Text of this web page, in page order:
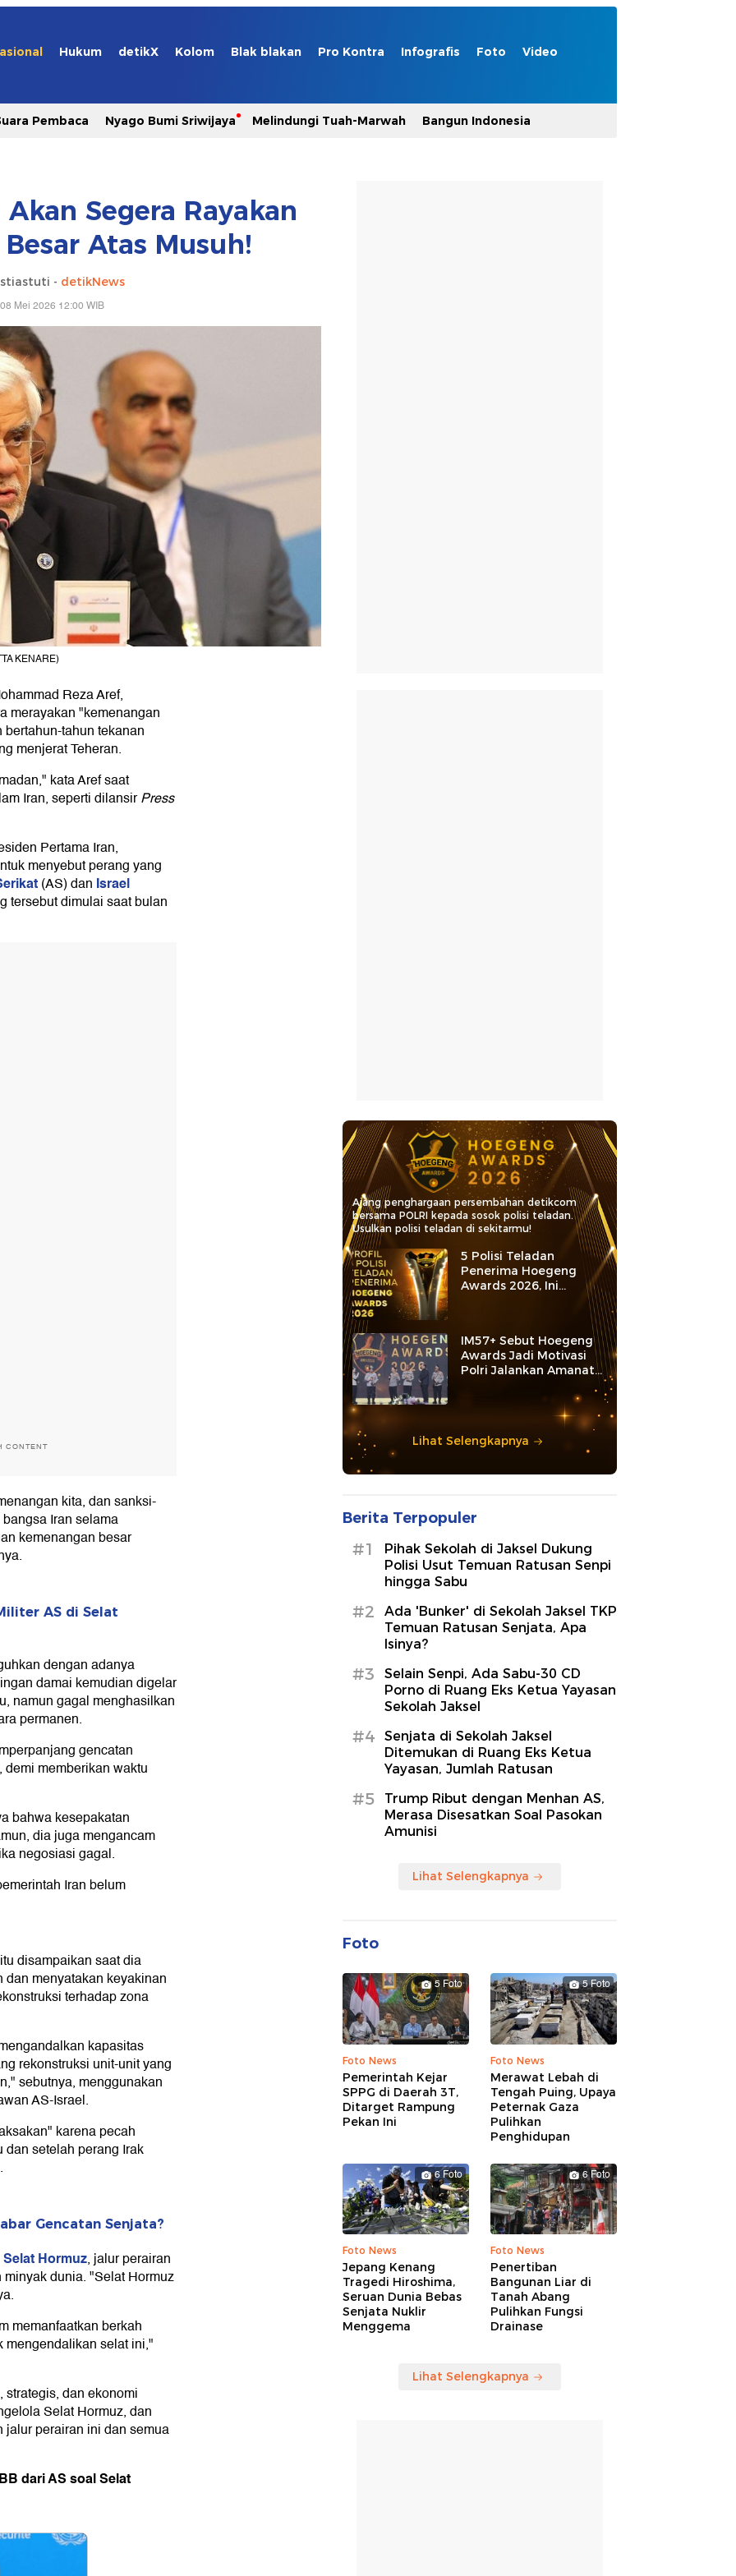
Hukum detikX Kolom Blak blakan Pro Kontra Infografis Foto Video
Pembaca Nyago Bumi Sriwijaya Melindungi Tuah-Marwah Bangun Indonesia
Segera Rayakan
Atas Musuh!
- detikNews
Mei 2026 12:00 WIB
KENARE)
Reza Aref,
merayakan "kemenangan
tahun tekanan
menjerat Teheran.
kata Aref saat
Iran, seperti dilansirPress
Pertama Iran,
menyebut perang yang
(AS) dan Israel
tersebut dimulai saat bulan
CONTENT
kita, dan sanksi-
Iran selama
kemenangan besar
AS di Selat
dengan adanya
damai kemudian digelar
namun gagal menghasilkan
permanen.
gencatan
memberikan waktu
bahwa kesepakatan
dia juga mengancam
negosiasi gagal.
Iran belum
disampaikan saat dia
menyatakan keyakinan
terhadap zona
kapasitas
rekonstruksi unit-unit yang
sebutnya, menggunakan
AS-Israel.
karena pecah
setelah perang Irak
Gencatan Senjata?
Selat Hormuz, jalur perairan
dunia. "Selat Hormuz
memanfaatkan berkah
mengendalikan selat ini,"
dan ekonomi
Selat Hormuz, dan
perairan ini dan semua
dari AS soal Selat
Ajang penghargaan persembahan detikcom
bersama POLRI kepada sosok polisi teladan.
Usulkan polisi teladan di sekitarmu!
5 Polisi Teladan
Penerima Hoegeng
Awards 2026, Ini
Kategori dan Kiprahnya
IM57+ Sebut Hoegeng
Awards Jadi Motivasi
Polri Jalankan Amanat
Lihat Selengkapnya
Berita Terpopuler
#1
Pihak Sekolah di Jaksel Dukung
Polisi Usut Temuan Ratusan Senpi
hingga Sabu
#2
Ada 'Bunker' di Sekolah Jaksel TKP
Temuan Ratusan Senjata, Apa
Isinya?
#3
Selain Senpi, Ada Sabu-30 CD
Porno di Ruang Eks Ketua Yayasan
Sekolah Jaksel
#4
Senjata di Sekolah Jaksel
Ditemukan di Ruang Eks Ketua
Yayasan, Jumlah Ratusan
#5
Trump Ribut dengan Menhan AS,
Merasa Disesatkan Soal Pasokan
Amunisi
Lihat Selengkapnya
Foto
5 Foto
Foto News
Pemerintah Kejar
SPPG di Daerah 3T,
Ditarget Rampung
Pekan Ini
5 Foto
Foto News
Merawat Lebah di
Tengah Puing, Upaya
Peternak Gaza
Pulihkan
Penghidupan
6 Foto
Foto News
Jepang Kenang
Tragedi Hiroshima,
Seruan Dunia Bebas
Senjata Nuklir
Menggema
6 Foto
Foto News
Penertiban
Bangunan Liar di
Tanah Abang
Pulihkan Fungsi
Drainase
Lihat Selengkapnya